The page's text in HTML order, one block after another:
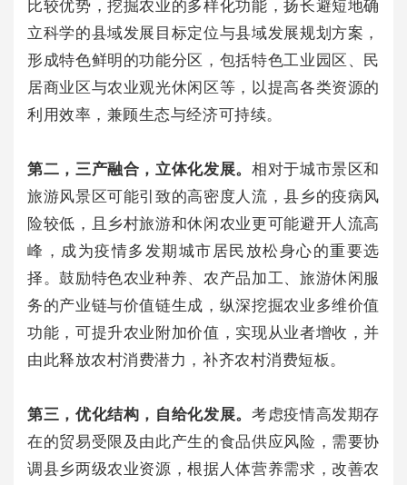
比较优势，挖掘农业的多样化功能，扬长避短地确
立科学的县域发展目标定位与县域发展规划方案，
形成特色鲜明的功能分区，包括特色工业园区、民
居商业区与农业观光休闲区等，以提高各类资源的
利用效率，兼顾生态与经济可持续。
第二，三产融合，立体化发展。 相对于城市景区和
旅游风景区可能引致的高密度人流，县乡的疫病风
险较低，且乡村旅游和休闲农业更可能避开人流高
峰，成为疫情多发期城市居民放松身心的重要选
择。鼓励特色农业种养、农产品加工、旅游休闲服
务的产业链与价值链生成，纵深挖掘农业多维价值
功能，可提升农业附加价值，实现从业者增收，并
由此释放农村消费潜力，补齐农村消费短板。
第三，优化结构，自给化发展。 考虑疫情高发期存
在的贸易受限及由此产生的食品供应风险，需要协
调县乡两级农业资源，根据人体营养需求，改善农